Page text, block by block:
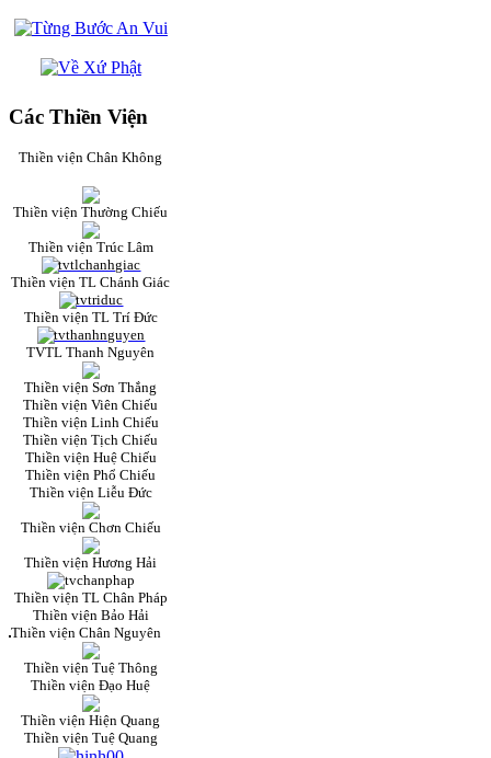
Các Thiền Viện
Thiền viện Chân Không
Thiền viện Thường Chiếu
Thiền viện Trúc Lâm
Thiền viện TL Chánh Giác
Thiền viện TL Trí Đức
TVTL Thanh Nguyên
Thiền viện Sơn Thắng
Thiền viện Viên Chiếu
Thiền viện Linh Chiếu
Thiền viện Tịch Chiếu
Thiền viện Huệ Chiếu
Thiền viện Phổ Chiếu
Thiền viện Liễu Đức
Thiền viện Chơn Chiếu
Thiền viện Hương Hải
Thiền viện TL Chân Pháp
Thiền viện Bảo Hải
Thiền viện Chân Nguyên
Thiền viện Tuệ Thông
Thiền viện Đạo Huệ
Thiền viện Hiện Quang
Thiền viện Tuệ Quang